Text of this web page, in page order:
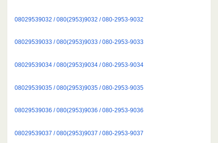
08029539032 / 080(2953)9032 / 080-2953-9032
08029539033 / 080(2953)9033 / 080-2953-9033
08029539034 / 080(2953)9034 / 080-2953-9034
08029539035 / 080(2953)9035 / 080-2953-9035
08029539036 / 080(2953)9036 / 080-2953-9036
08029539037 / 080(2953)9037 / 080-2953-9037